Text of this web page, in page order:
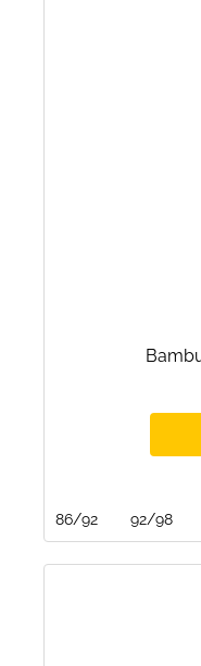
86/92 92/98